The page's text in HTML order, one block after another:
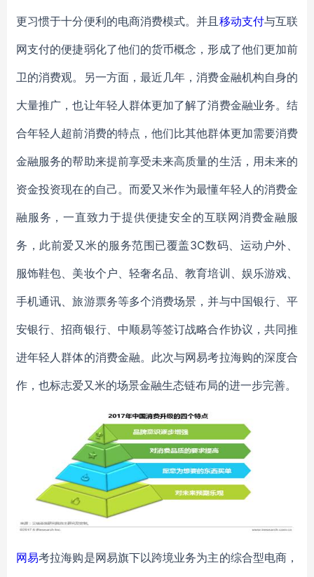
更习惯于十分便利的电商消费模式。并且 移动支付与互联
网支付的便捷弱化了他们的货币概念，形成了他们更加前
卫的消费观。另一方面，最近几年，消费金融机构自身的
大量推广，也让年轻人群体更加了解了消费金融业务。结
合年轻人超前消费的特点，他们比其他群体更加需要消费
金融服务的帮助来提前享受未来高质量的生活，用未来的
资金投资现在的自己。而爱又米作为最懂年轻人的消费金
融服务，一直致力于提供便捷安全的互联网消费金融服
务，此前爱又米的服务范围已覆盖3C数码、运动户外、
服饰鞋包、美妆个户、轻奢名品、教育培训、娱乐游戏、
手机通讯、旅游票务等多个消费场景，并与中国银行、平
安银行、招商银行、中顺易等签订战略合作协议，共同推
进年轻人群体的消费金融。此次与网易考拉海购的深度合
作，也标志爱又米的场景金融生态链布局的进一步完善。
网易考拉海购是网易旗下以跨境业务为主的综合型电商，